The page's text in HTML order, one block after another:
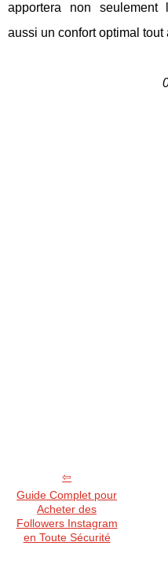
apportera non
aussi un confort optimal
Guide Complet pour
Acheter des
Followers Instagram
en Toute Sécurité